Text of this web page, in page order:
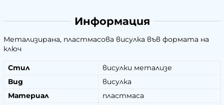
Информация
Метализирана, пластмасова висулка във формата на
ключ
Стил
висулки метализе
Вид
висулка
Материал
пластмаса